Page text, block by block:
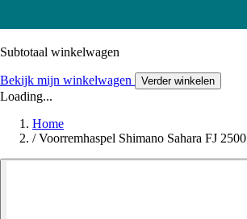
Subtotaal winkelwagen
Bekijk mijn winkelwagen Verder winkelen
Loading...
Home
/ Voorremhaspel Shimano Sahara FJ 2500